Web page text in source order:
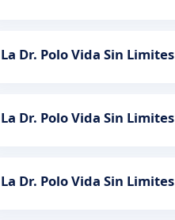
La Dr. Polo Vida Sin Limites
La Dr. Polo Vida Sin Limites
La Dr. Polo Vida Sin Limites